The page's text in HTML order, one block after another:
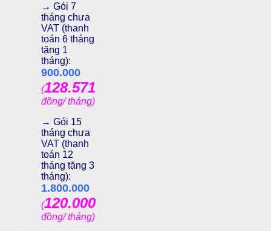
→ Gói 7
tháng chưa
VAT (thanh
toán 6 tháng
tặng 1
tháng):
900.000
(128.571
đồng/ tháng)
→ Gói 15
tháng chưa
VAT (thanh
toán 12
tháng tặng 3
tháng):
1.800.000
(120.000
đồng/ tháng)